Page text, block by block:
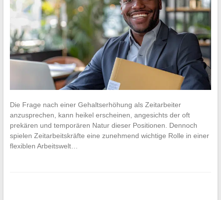
Die Frage nach einer Gehaltserhöhung als Zeitarbeiter
anzusprechen, kann heikel erscheinen, angesichts der oft
prekären und temporären Natur dieser Positionen. Dennoch
spielen Zeitarbeitskräfte eine zunehmend wichtige Rolle in einer
flexiblen Arbeitswelt…